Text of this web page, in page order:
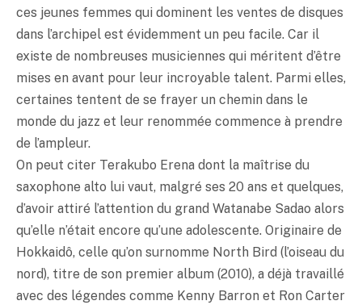
ces jeunes femmes qui dominent les ventes de disques
dans l’archipel est évidemment un peu facile. Car il
existe de nombreuses musiciennes qui méritent d’être
mises en avant pour leur incroyable talent. Parmi elles,
certaines tentent de se frayer un chemin dans le
monde du jazz et leur renommée commence à prendre
de l’ampleur.
On peut citer Terakubo Erena dont la maîtrise du
saxophone alto lui vaut, malgré ses 20 ans et quelques,
d’avoir attiré l’attention du grand Watanabe Sadao alors
qu’elle n’était encore qu’une adolescente. Originaire de
Hokkaidô, celle qu’on surnomme North Bird (l’oiseau du
nord), titre de son premier album (2010), a déjà travaillé
avec des légendes comme Kenny Barron et Ron Carter